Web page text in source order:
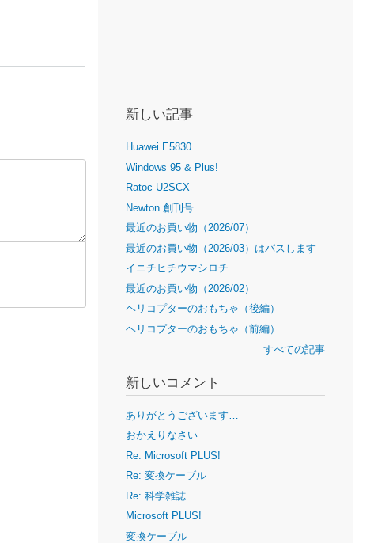
新しい記事
Huawei E5830
Windows 95 & Plus!
Ratoc U2SCX
Newton 創刊号
最近のお買い物（2026/07）
最近のお買い物（2026/03）はパスします
イニチヒチウマシロチ
最近のお買い物（2026/02）
ヘリコプターのおもちゃ（後編）
ヘリコプターのおもちゃ（前編）
すべての記事
新しいコメント
ありがとうございます…
おかえりなさい
Re: Microsoft PLUS!
Re: 変換ケーブル
Re: 科学雑誌
Microsoft PLUS!
変換ケーブル